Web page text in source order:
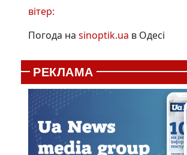
вітер:
Погода на sinoptik.ua в Одесі
РЕКЛАМА